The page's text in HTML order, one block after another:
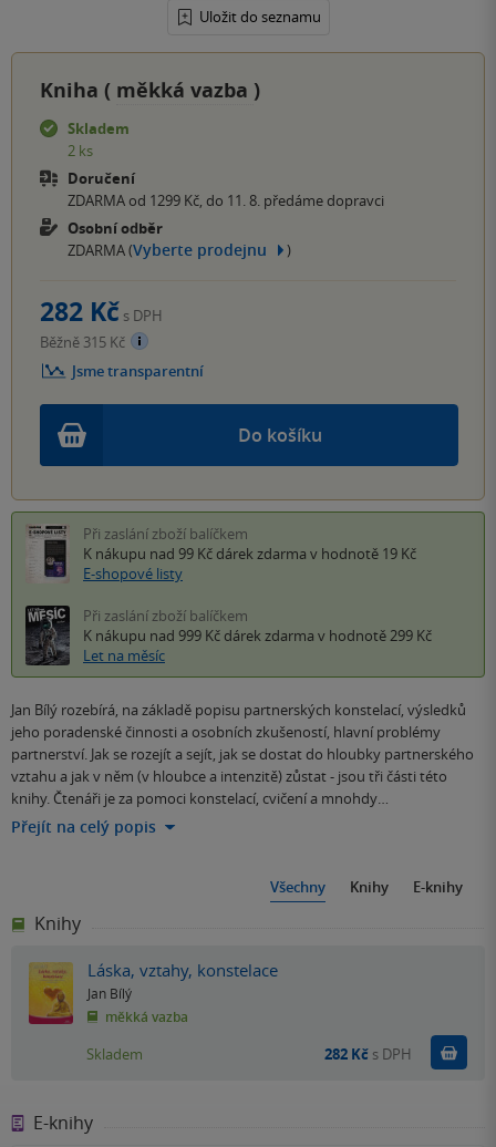
Uložit do seznamu
Kniha ( měkká vazba )
Skladem
2 ks
Doručení
ZDARMA od 1299 Kč, do 11. 8. předáme dopravci
Osobní odběr
ZDARMA (Vyberte prodejnu )
Do košíku
282 Kč s DPH
Běžně 315 Kč
Jsme transparentní
Při zaslání zboží balíčkem
K nákupu nad 99 Kč dárek zdarma v hodnotě 19 Kč
E-shopové listy
Při zaslání zboží balíčkem
K nákupu nad 999 Kč dárek zdarma v hodnotě 299 Kč
Let na měsíc
Jan Bílý rozebírá, na základě popisu partnerských konstelací, výsledků
jeho poradenské činnosti a osobních zkušeností, hlavní problémy
partnerství. Jak se rozejít a sejít, jak se dostat do hloubky partnerského
vztahu a jak v něm (v hloubce a intenzitě) zůstat - jsou tři části této
knihy. Čtenáři je za pomoci konstelací, cvičení a mnohdy…
Přejít na celý popis
Všechny Knihy E-knihy
Knihy
Láska, vztahy, konstelace
Jan Bílý
měkká vazba
Skladem 282 Kč s DPH
E-knihy